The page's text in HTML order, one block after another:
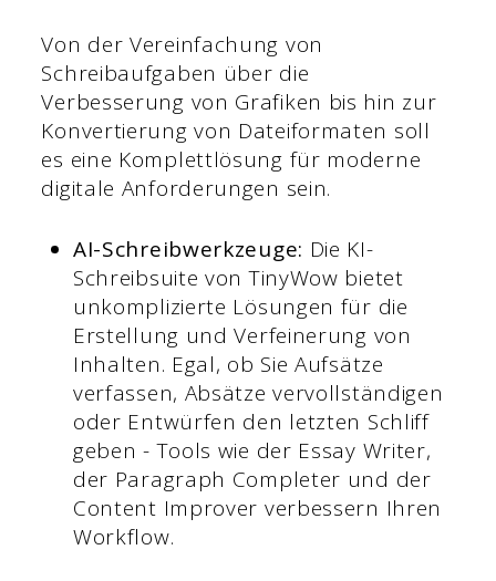
Von der Vereinfachung von
Schreibaufgaben über die
Verbesserung von Grafiken bis hin zur
Konvertierung von Dateiformaten soll
es eine Komplettlösung für moderne
digitale Anforderungen sein.
AI-Schreibwerkzeuge: Die KI-
Schreibsuite von TinyWow bietet
unkomplizierte Lösungen für die
Erstellung und Verfeinerung von
Inhalten. Egal, ob Sie Aufsätze
verfassen, Absätze vervollständigen
oder Entwürfen den letzten Schliff
geben - Tools wie der Essay Writer,
der Paragraph Completer und der
Content Improver verbessern Ihren
Workflow.